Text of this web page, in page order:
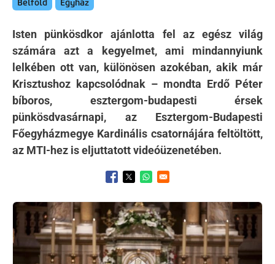
Belföld Egyház
Isten pünkösdkor ajánlotta fel az egész világ
számára azt a kegyelmet, ami mindannyiunk
lelkében ott van, különösen azokéban, akik már
Krisztushoz kapcsolódnak – mondta Erdő Péter
bíboros, esztergom-budapesti érsek
pünkösdvasárnapi, az Esztergom-Budapesti
Főegyházmegye Kardinális csatornájára feltöltött,
az MTI-hez is eljuttatott videóüzenetében.
Opens in a new window
Opens in a new window
Opens in a new window
Kép